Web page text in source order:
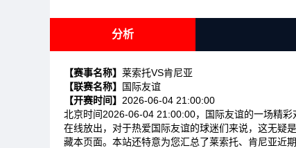
分析
【赛事名称】 莱索托VS肯尼亚
【联赛名称】
国际友谊
【开赛时间】 2026-06-04 21:00:00
北京时间2026-06-04 21:00:00，国际友谊的一场精
在线放出，对于热爱国际友谊的球迷们来说，这无疑
藏本页面。本站还特意为您汇总了莱索托、肯尼亚近